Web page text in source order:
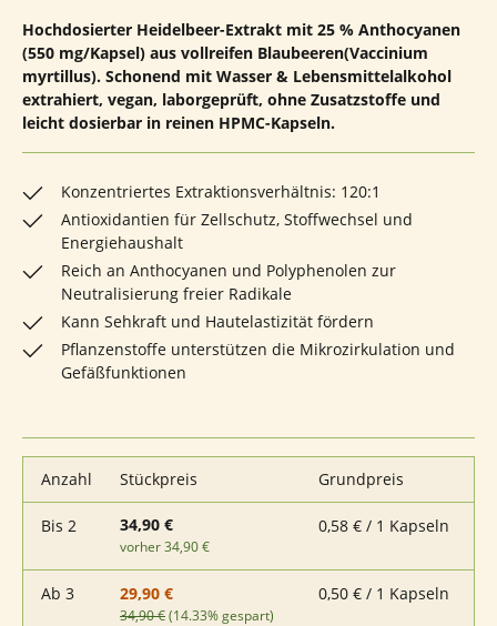
Hochdosierter Heidelbeer-Extrakt mit 25 % Anthocyanen
(550 mg/Kapsel) aus vollreifen Blaubeeren(Vaccinium
myrtillus). Schonend mit Wasser & Lebensmittelalkohol
extrahiert, vegan, laborgeprüft, ohne Zusatzstoffe und
leicht dosierbar in reinen HPMC-Kapseln.
Konzentriertes Extraktionsverhältnis: 120:1
Antioxidantien für Zellschutz, Stoffwechsel und
Energiehaushalt
Reich an Anthocyanen und Polyphenolen zur
Neutralisierung freier Radikale
Kann Sehkraft und Hautelastizität fördern
Pflanzenstoffe unterstützen die Mikrozirkulation und
Gefäßfunktionen
Anzahl Stückpreis Grundpreis
Bis 2 34,90 €
vorher 34,90 €
0,58 € / 1 Kapseln
Ab 3 29,90 €
34,90 €(14.33% gespart)
0,50 € / 1 Kapseln